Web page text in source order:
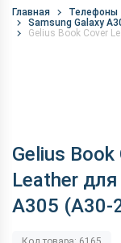
Главная Телефоны
Samsung Galaxy
Gelius Book Cover
Gelius Book
Leather
A305 (A30-